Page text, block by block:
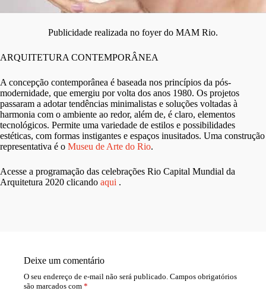
Publicidade realizada no foyer do MAM Rio.
ARQUITETURA CONTEMPORÂNEA
A concepção contemporânea é baseada nos princípios da pós-
modernidade, que emergiu por volta dos anos 1980. Os projetos
passaram a adotar tendências minimalistas e soluções voltadas à
harmonia com o ambiente ao redor, além de, é claro, elementos
tecnológicos. Permite uma variedade de estilos e possibilidades
estéticas, com formas instigantes e espaços inusitados. Uma construção
representativa é o Museu de Arte do Rio.
Acesse a programação das celebrações Rio Capital Mundial da
Arquitetura 2020 clicando aqui .
Deixe um comentário
O seu endereço de e-mail não será publicado. Campos obrigatórios
são marcados com *